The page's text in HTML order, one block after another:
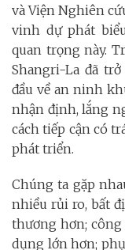
và Viện Nghiên
vinh dự phát
quan trọng này.
Shangri-La đã
đầu về an ninh
nhận định, lắng
cách tiếp cận có
phát triển.
Chúng ta gặp
nhiều rủi ro, bất
thương hơn;
dụng lớn hơn;